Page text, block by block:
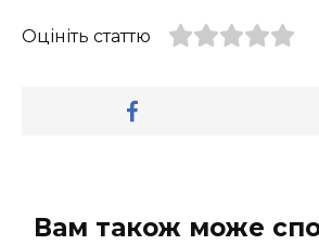
Оцініть статтю
Вам також може